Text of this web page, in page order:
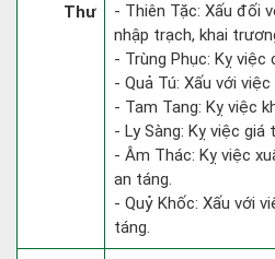
Thư
- Thiên Tặc: Xấu đối
nhập trạch, khai
- Trùng Phục: Kỵ việc
- Quả Tú: Xấu với
- Tam Tang: Kỵ việc
- Ly Sàng: Kỵ việc giá
- Âm Thác: Kỵ việc
an táng.
- Quỷ Khốc: Xấu với
táng.